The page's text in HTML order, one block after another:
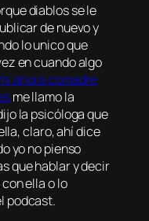
diablos se le
de nuevo y
lo unico que
en cuando algo
ahora comadre
me llamo la
la psicóloga que
claro, ahí dice
yo no pienso
que hablar y decir
ella o lo
podcast.